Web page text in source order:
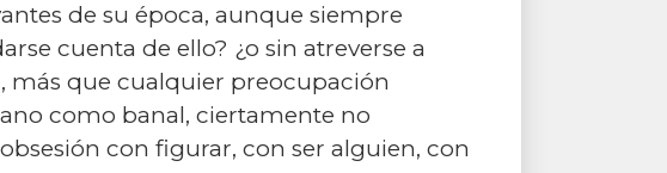
de su época, aunque siempre
cuenta de ello? ¿o sin atreverse a
más que cualquier preocupación
como banal, ciertamente no
con figurar, con ser alguien, con